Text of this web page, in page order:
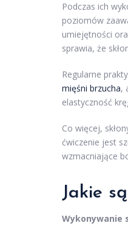
Podczas ich
poziomów
umiejętności
sprawia, że
Regularne
mięśni brzucha,
elastyczność
Co więcej,
ćwiczenie jest
wzmacniające
Jakie
Wykonywanie